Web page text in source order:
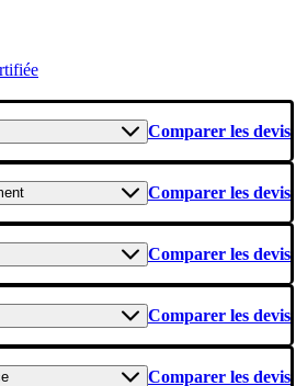
Comparer les devis
Comparer les devis
Comparer les devis
Comparer les devis
Comparer les devis